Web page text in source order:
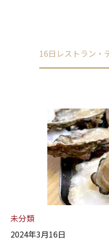
16日レストラン・
未分類
2024年3月16日